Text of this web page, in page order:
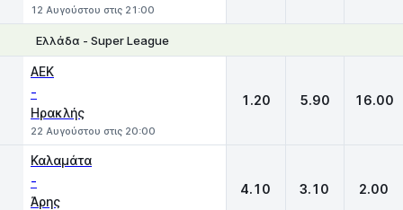
12 Αυγούστου στις 21:00
Ελλάδα - Super League
ΑΕΚ
-
Ηρακλής
22 Αυγούστου στις 20:00
1.20 5.90 16.00
Καλαμάτα
-
Άρης
4.10 3.10 2.00